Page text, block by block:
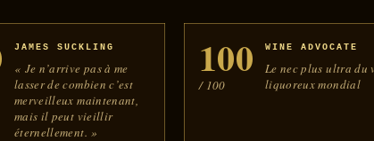
JAMES SUCKLING
« Je n’arrive pas à me
lasser de combien c’est
merveilleux maintenant,
mais il peut vieillir
éternellement. »
100
/ 100
WINE ADVOCATE
Le nec plus ultra du
liquoreux mondial